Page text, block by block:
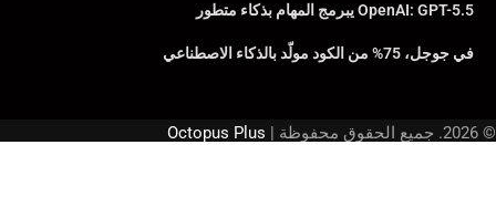
OpenAI: GPT-5.5 يبرمج المهام بذكاء متطور
في جوجل، 75% من الكود مولّد بالذكاء الاصطناعي
© 2026. جميع الحقوق محفوظة | Octopus Plus